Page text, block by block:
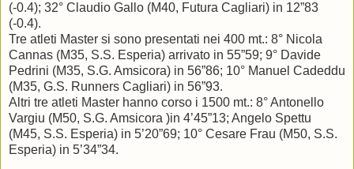
(-0.4); 32° Claudio Gallo (M40, Futura Cagliari) in 12”83
(-0.4).
Tre atleti Master si sono presentati nei 400 mt.: 8° Nicola
Cannas (M35, S.S. Esperia) arrivato in 55”59; 9° Davide
Pedrini (M35, S.G. Amsicora) in 56”86; 10° Manuel Cadeddu
(M35, G.S. Runners Cagliari) in 56”93.
Altri tre atleti Master hanno corso i 1500 mt.: 8° Antonello
Vargiu (M50, S.G. Amsicora )in 4’45”13; Angelo Spettu
(M45, S.S. Esperia) in 5’20”69; 10° Cesare Frau (M50, S.S.
Esperia) in 5’34”34.